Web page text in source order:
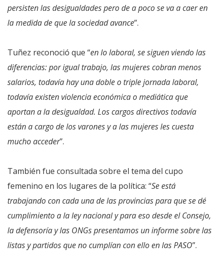
persisten las desigualdades pero de a poco se va a caer en
la medida de que la sociedad avance”.
Tuñez reconoció que “en lo laboral, se siguen viendo las
diferencias: por igual trabajo, las mujeres cobran menos
salarios, todavía hay una doble o triple jornada laboral,
todavía existen violencia económica o mediática que
aportan a la desigualdad. Los cargos directivos todavía
están a cargo de los varones y a las mujeres les cuesta
mucho acceder”.
También fue consultada sobre el tema del cupo
femenino en los lugares de la política: “Se está
trabajando con cada una de las provincias para que se dé
cumplimiento a la ley nacional y para eso desde el Consejo,
la defensoría y las ONGs presentamos un informe sobre las
listas y partidos que no cumplían con ello en las PASO”.